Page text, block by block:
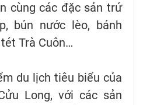
cùng các đặc sản trứ
bún nước lèo, bánh
Trà Cuôn…
du lịch tiêu biểu của
Long, với các sản